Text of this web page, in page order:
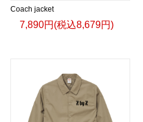
Coach jacket
7,890円(税込8,679円)